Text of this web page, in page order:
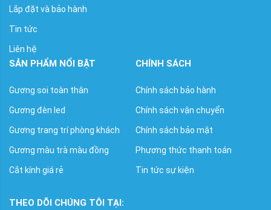
Lắp đặt và bảo hành
Tin tức
Liên hệ
SẢN PHẨM NỔI BẬT
Gương soi toàn thân
Gương đèn led
Gương trang trí phòng khách
Gương màu trà màu đồng
Cắt kính giá rẻ
CHÍNH SÁCH
Chính sách bảo hành
Chính sách vận chuyển
Chính sách bảo mật
Phương thức thanh toán
Tin tức sự kiện
THEO DÕI CHÚNG TÔI TẠI: